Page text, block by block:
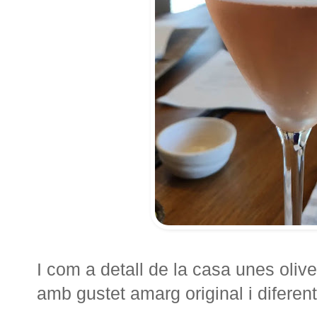
I com a detall de la casa unes
amb gustet amarg original i diferent